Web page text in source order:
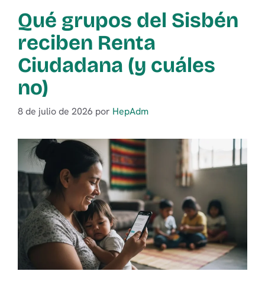
Qué grupos del Sisbén
reciben Renta
Ciudadana (y cuáles
no)
8 de julio de 2026 por HepAdm